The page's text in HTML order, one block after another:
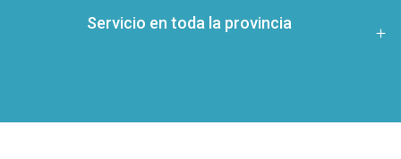
Servicio en toda la provincia